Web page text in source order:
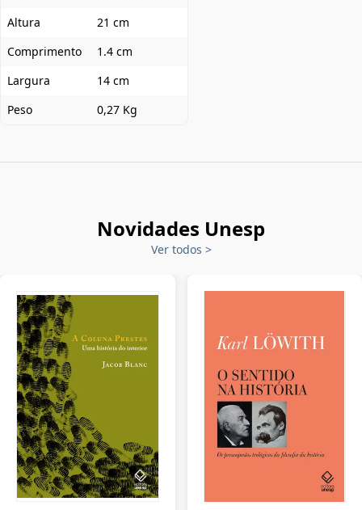
Altura
21 cm
Comprimento
1.4 cm
Largura
14 cm
Peso
0,27 Kg
Novidades Unesp
Ver todos >